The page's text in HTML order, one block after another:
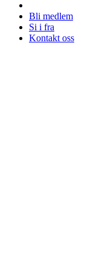
Bli medlem
Si i fra
Kontakt oss